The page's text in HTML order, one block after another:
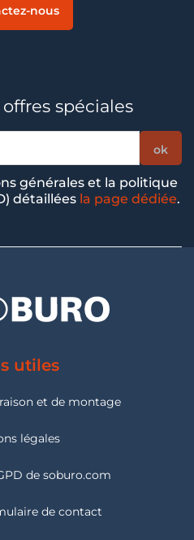
nous
spéciales
générales et la politique
détaillées la page dédiée.
utiles
et de montage
légales
de soburo.com
de contact